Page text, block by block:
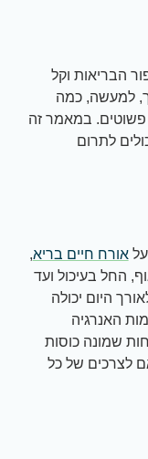
הבריאות וקל
למעשה, כמה
פשוטים. במאמר זה
לתרום
עלאורח חיים בריא,
החל בעיכול ועד
היום יכולה
האנרגיה
שמונה כוסות
לצרכים של כל